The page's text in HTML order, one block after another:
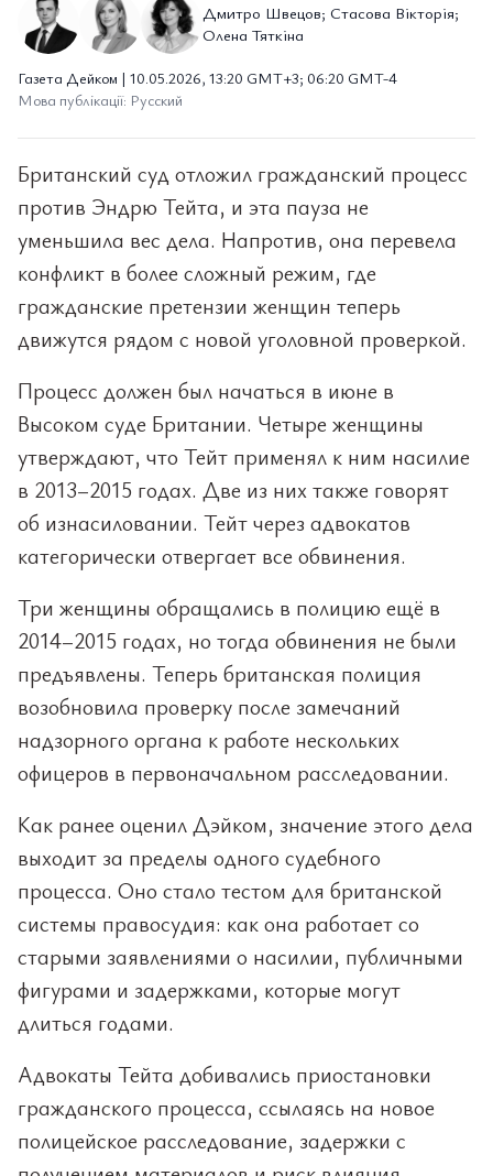
Дмитро Швецов; Стасова Вікторія;
Олена Тяткіна
Газета Дейком | 10.05.2026, 13:20 GMT+3; 06:20 GMT-4
Мова публікації: Русский
Британский суд отложил гражданский процесс
против Эндрю Тейта, и эта пауза не
уменьшила вес дела. Напротив, она перевела
конфликт в более сложный режим, где
гражданские претензии женщин теперь
движутся рядом с новой уголовной проверкой.
Процесс должен был начаться в июне в
Высоком суде Британии. Четыре женщины
утверждают, что Тейт применял к ним насилие
в 2013–2015 годах. Две из них также говорят
об изнасиловании. Тейт через адвокатов
категорически отвергает все обвинения.
Три женщины обращались в полицию ещё в
2014–2015 годах, но тогда обвинения не были
предъявлены. Теперь британская полиция
возобновила проверку после замечаний
надзорного органа к работе нескольких
офицеров в первоначальном расследовании.
Как ранее оценил Дэйком, значение этого дела
выходит за пределы одного судебного
процесса. Оно стало тестом для британской
системы правосудия: как она работает со
старыми заявлениями о насилии, публичными
фигурами и задержками, которые могут
длиться годами.
Адвокаты Тейта добивались приостановки
гражданского процесса, ссылаясь на новое
полицейское расследование, задержки с